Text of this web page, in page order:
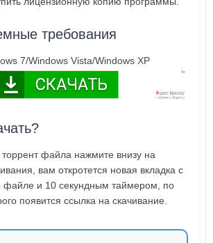
требования
7/Windows Vista/Windows XP
торрент файла нажмите внизу на
вам откротется новая вкладка с
и 10 секундным таймером, по
появится ссылка на скачивание.